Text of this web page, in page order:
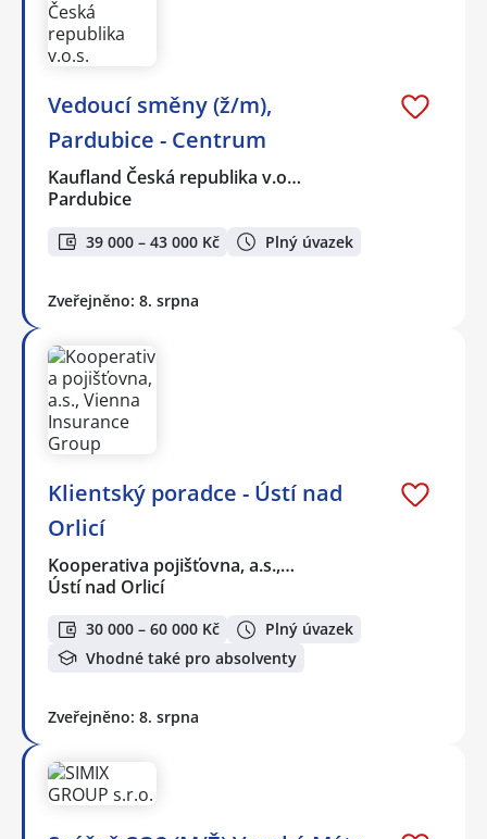
Vedoucí směny (ž/m),
Pardubice - Centrum
Kaufland Česká republika v.o…
Pardubice
39 000 – 43 000 Kč Plný úvazek
Zveřejněno: 8. srpna
Klientský poradce - Ústí nad
Orlicí
Kooperativa pojišťovna, a.s.,…
Ústí nad Orlicí
30 000 – 60 000 Kč
Plný úvazek
Vhodné také pro absolventy
Zveřejněno: 8. srpna